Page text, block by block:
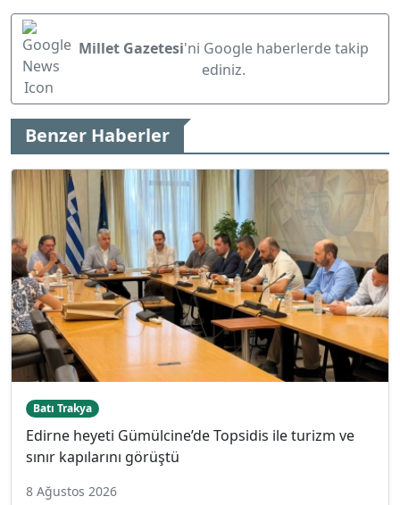
Millet Gazetesi'ni Google haberlerde takip
ediniz.
Benzer Haberler
Batı Trakya
Edirne heyeti Gümülcine’de Topsidis ile turizm ve
sınır kapılarını görüştü
8 Ağustos 2026